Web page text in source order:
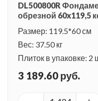
DL500800R
обрезной 60x119,5
Размер: 119.5*60 см
Вес: 37.50 кг
Плиток в упаковке: 2
3 189.60 руб.